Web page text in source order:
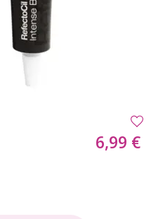
6,99 €